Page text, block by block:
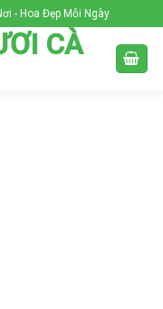
- Hoa Đẹp Mỗi Ngày
CÀ